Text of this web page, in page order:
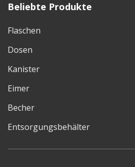
Beliebte Produkte
Flaschen
Dosen
Kanister
Eimer
Becher
Entsorgungsbehälter